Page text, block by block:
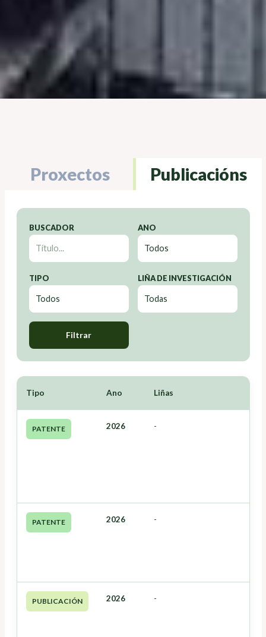
Proxectos Publicacións
BUSCADOR ANO
TIPO LIÑA DE INVESTIGACIÓN
Filtrar
Tipo Ano Liñas
PATENTE 2026 -
PATENTE 2026 -
PUBLICACIÓN 2026 -